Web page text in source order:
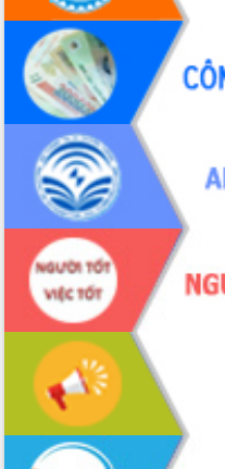
Thủ tướng Chính phủ Phạm Minh Chính
kiểm tra, chỉ đạo hoàn thành các dự
án cao tốc và thăm khu tái định cư tại
Đắk Lắk
Sôi nổi Hội đua ngựa truyền thống Gò
Thì Thùng mừng Xuân Bính Ngọ 2026
Lãnh đạo tỉnh dâng hương tưởng niệm
tại Đập Đồng Cam đầu Xuân Bính Ngọ
Ngành nông nghiệp phấn đấu tăng
trưởng đạt 5,86% trong năm 2026
UBND tỉnh Đắk Lắk triển khai công tác
quốc phòng, quân sự địa phương năm
2026
Đắk Lắk tập trung toàn lực khắc phục
tồn tại IUU, sẵn sàng làm việc với
Đoàn thanh tra EC
Chủ tịch UBND tỉnh Tạ Anh Tuấn thăm,
chúc mừng các bệnh viện nhân Ngày
Thầy thuốc Việt Nam